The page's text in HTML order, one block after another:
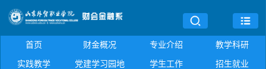
首页 财金概况 专业介绍 教学科研
实践教学 党建学习园地 学生工作 招生就业